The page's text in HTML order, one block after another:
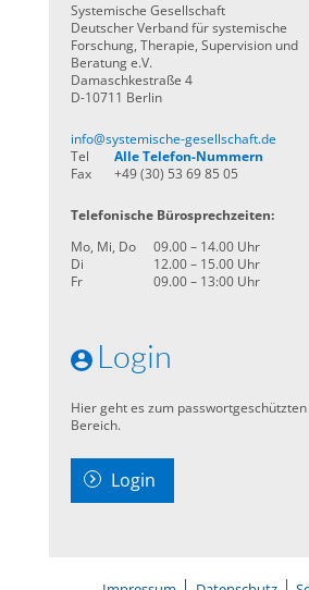
Systemische Gesellschaft
Deutscher Verband für systemische
Forschung, Therapie, Supervision und
Beratung e.V.
Damaschkestraße 4
D-10711 Berlin
info@systemische-gesellschaft.de
Tel
Alle Telefon-Nummern
Fax
+49 (30) 53 69 85 05
Telefonische Bürosprechzeiten:
Mo, Mi, Do
09.00 – 14.00 Uhr
Di
12.00 – 15.00 Uhr
Fr
09.00 – 13:00 Uhr
Login
Hier geht es zum
Bereich.
Login